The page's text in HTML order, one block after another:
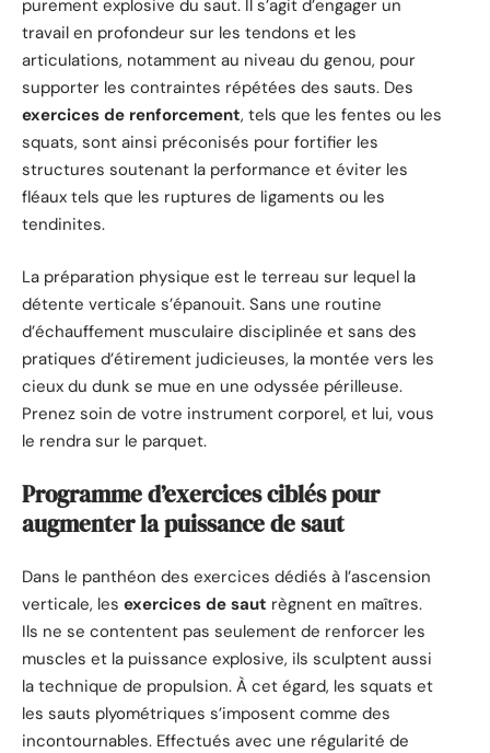
purement explosive du saut. Il s’agit d’engager un
travail en profondeur sur les tendons et les
articulations, notamment au niveau du genou, pour
supporter les contraintes répétées des sauts. Des
exercices de renforcement, tels que les fentes ou les
squats, sont ainsi préconisés pour fortifier les
structures soutenant la performance et éviter les
fléaux tels que les ruptures de ligaments ou les
tendinites.
La préparation physique est le terreau sur lequel la
détente verticale s’épanouit. Sans une routine
d’échauffement musculaire disciplinée et sans des
pratiques d’étirement judicieuses, la montée vers les
cieux du dunk se mue en une odyssée périlleuse.
Prenez soin de votre instrument corporel, et lui, vous
le rendra sur le parquet.
Programme d’exercices ciblés pour
augmenter la puissance de saut
Dans le panthéon des exercices dédiés à l’ascension
verticale, les exercices de saut règnent en maîtres.
Ils ne se contentent pas seulement de renforcer les
muscles et la puissance explosive, ils sculptent aussi
la technique de propulsion. À cet égard, les squats et
les sauts plyométriques s’imposent comme des
incontournables. Effectués avec une régularité de